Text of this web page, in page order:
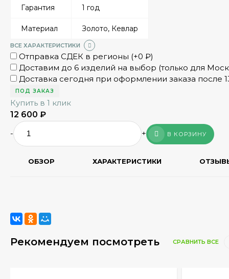
Гарантия 1 год
Материал Золото, Кевлар
ВСЕ ХАРАКТЕРИСТИКИ
Отправка СДЕК в регионы (+0 ₽)
Доставим до 6 изделий на выбор (только для
Доставка сегодня при оформлении заказа после
ПОД ЗАКАЗ
Купить в 1 клик
12 600 ₽
-
+ В КОРЗИНУ
ОБЗОР ХАРАКТЕРИСТИКИ
Рекомендуем посмотреть СРАВНИТЬ ВСЕ